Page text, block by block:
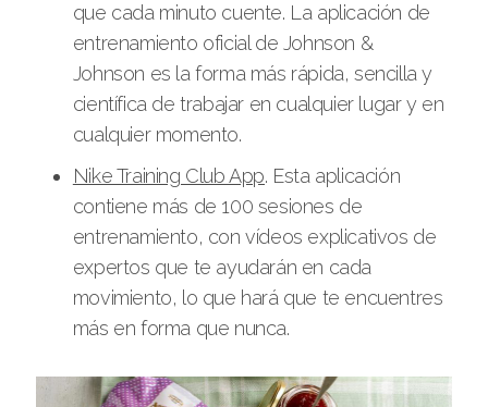
que cada minuto cuente. La aplicación de
entrenamiento oficial de Johnson &
Johnson es la forma más rápida, sencilla y
científica de trabajar en cualquier lugar y en
cualquier momento.
Nike Training Club App. Esta aplicación
contiene más de 100 sesiones de
entrenamiento, con vídeos explicativos de
expertos que te ayudarán en cada
movimiento, lo que hará que te encuentres
más en forma que nunca.